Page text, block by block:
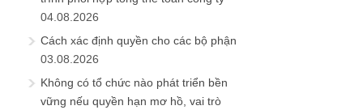
04.08.2026
Cách xác định quyền cho các bộ phận
03.08.2026
Không có tổ chức nào phát triển bền
vững nếu quyền hạn mơ hồ, vai trò